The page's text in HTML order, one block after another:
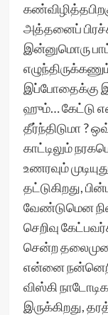
அத்தனைப்
இன்னுமொரு
இப்போதைக்கு
ஹும்… கேட்டு
தீர்ந்திடுமா ?
காட்டிலும்
உணரவும்
தட்டுகிறது,
வேண்டுமென
செறிவு
சென்ற
என்னை
விஸ்கி
இருக்கிறது,